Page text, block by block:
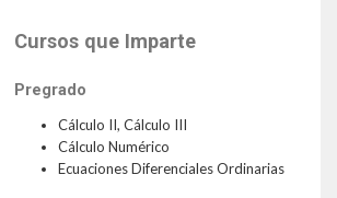
Cursos que Imparte
Pregrado
Cálculo II, Cálculo III
Cálculo Numérico
Ecuaciones Diferenciales Ordinarias